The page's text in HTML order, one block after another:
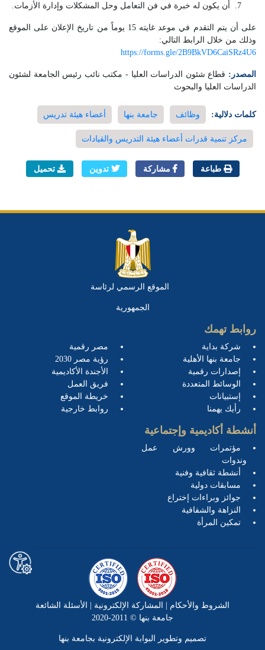
أن يكون له خبرة في فن التعامل وحل المشكلات وإدارة الأزمات.
على أن يتم التقدم في موعد غايته 15 يوماً من تاريخ الإعلان على الموقع
وذلك من خلال الرابط التالي:
https://forms.gle/2B9BkVD6CaiSRz4U6
المصدر: قطاع شئون الدراسات العليا - مكتب نائب رئيس الجامعة لشئون
الدراسات العليا والبحوث
كلمات دلالية: وظائف جامعة بنها أعضاء هيئة تدريس
مركز تنمية قدرات أعضاء هيئة التدريس والقيادات
طباعة مشاركة تدوين تحميل
الموقع الرسمي لرئاسة
الجمهورية
روابط تهمك
شركة بداية
جامعة بنها الأهلية
إصدارات رقمية
الوسائط المتعددة
إستبيانات
رأيك يهمنا
مصر رقمية
رؤية مصر 2030
الأجندة الأكاديمية
فريق العمل
خريطة الموقع
روابط خارجية
أنشطة أكاديمية وإجتماعية
مؤتمرات وورش عمل
وندوات
أنشطة ثقافية وفنية
مسابقات دولية
جوائز وبراءات إختراع
النزاهة والشفافية
تمكين المرأة
الشروط والأحكام المشاركة الإلكترونية
الأسئلة الشائعة
جامعة بنها © 2011-2020
تصميم وتطوير البوابة الإلكترونية بجامعة بنها